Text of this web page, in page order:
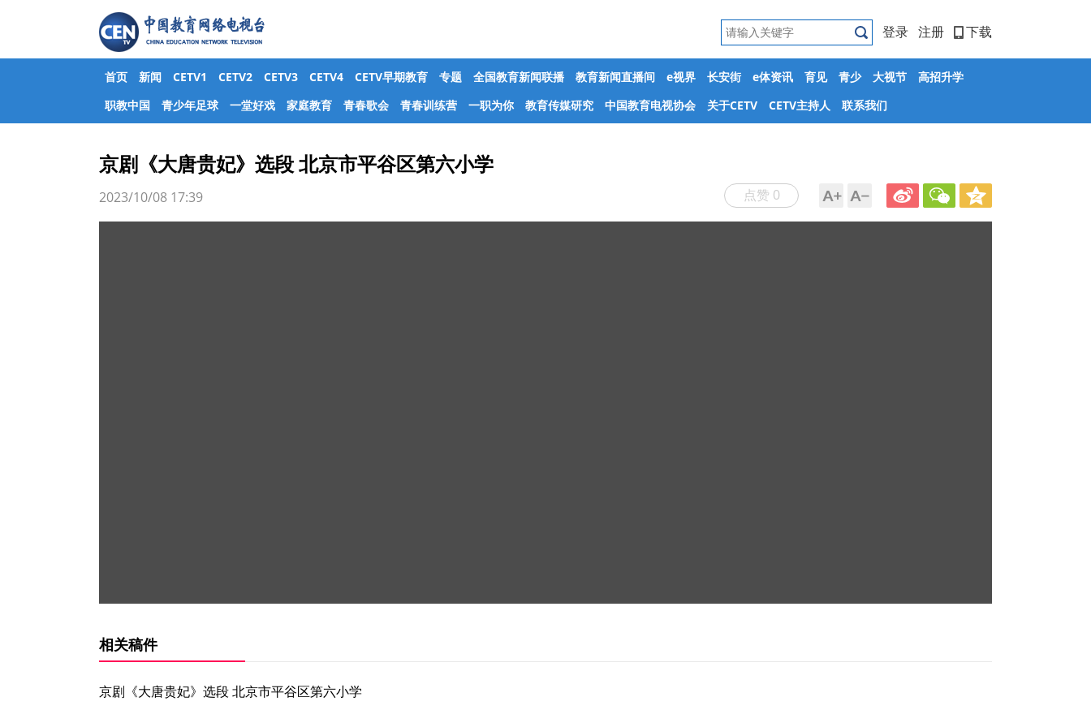
登录 注册 下载
首页 新闻 CETV1 CETV2 CETV3 CETV4 CETV早期教育 专题 全国教育新闻联播 教育新闻直播间 e视界 长安街 e体资讯 育见 青少 大视节
高招升学
职教中国
青少年足球 一堂好戏 家庭教育 青春歌会 青春训练营 一职为你 教育传媒研究 中国教育电视协会 关于CETV CETV主持人 联系我们
京剧《大唐贵妃》选段 北京市平谷区第六小学
点赞 0
2023/10/08 17:39
相关稿件
京剧《大唐贵妃》选段 北京市平谷区第六小学